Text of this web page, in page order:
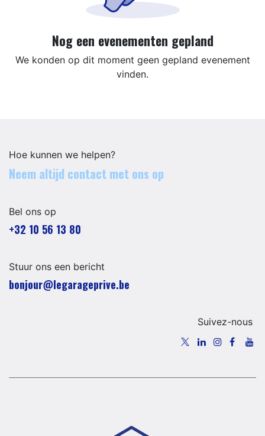
Nog een evenementen gepland
We konden op dit moment geen gepland evenement
vinden.
Hoe kunnen we helpen?
Neem altijd contact met ons op
Bel ons op
+32 10 56 13 80
Stuur ons een bericht
​​​​​​​​​​​bo​n​jour​@​lega​ra​geprive.​b​e​​​
Suivez-nous